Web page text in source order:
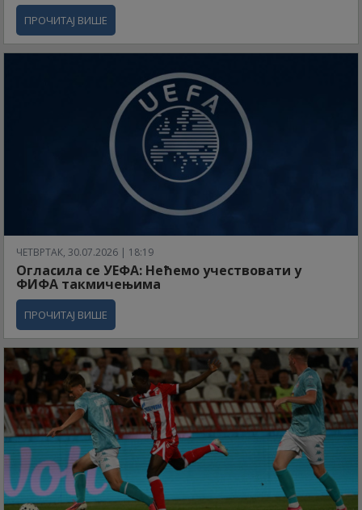
ПРОЧИТАЈ ВИШЕ
ЧЕТВРТАК, 30.07.2026 | 18:19
Огласила се УЕФА: Нећемо учествовати у
ФИФА такмичењима
ПРОЧИТАЈ ВИШЕ